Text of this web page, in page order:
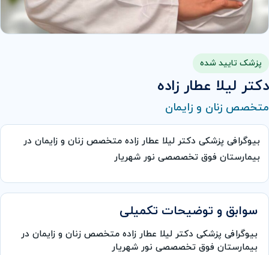
پزشک تایید شده
دکتر لیلا عطار زاده
متخصص زنان و زایمان
بیوگرافی پزشکی دکتر لیلا عطار زاده متخصص زنان و زایمان در
بیمارستان فوق تخصصصی نور شهریار
سوابق و توضیحات تکمیلی
بیوگرافی پزشکی دکتر لیلا عطار زاده متخصص زنان و زایمان در
بیمارستان فوق تخصصصی نور شهریار